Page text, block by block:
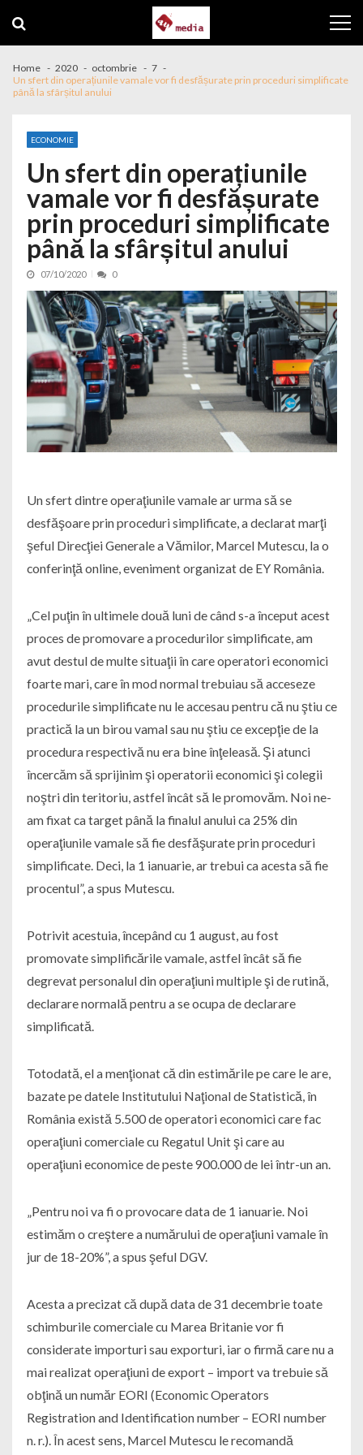
Home 2020 octombrie
7
Un sfert din operațiunile vamale vor fi desfășurate prin proceduri simplificate
până la sfârșitul anului
ECONOMIE
Un sfert din operațiunile
vamale vor fi desfășurate
prin proceduri simplificate
până la sfârșitul anului
07/10/2020 0
Un sfert dintre operaţiunile vamale ar urma să se
desfăşoare prin proceduri simplificate, a declarat marţi
şeful Direcţiei Generale a Vămilor, Marcel Mutescu, la o
conferinţă online, eveniment organizat de EY România.
„Cel puţin în ultimele două luni de când s-a început acest
proces de promovare a procedurilor simplificate, am
avut destul de multe situaţii în care operatori economici
foarte mari, care în mod normal trebuiau să acceseze
procedurile simplificate nu le accesau pentru că nu ştiu ce
practică la un birou vamal sau nu ştiu ce excepţie de la
procedura respectivă nu era bine înţeleasă. Şi atunci
încercăm să sprijinim şi operatorii economici şi colegii
noştri din teritoriu, astfel încât să le promovăm. Noi ne-
am fixat ca target până la finalul anului ca 25% din
operaţiunile vamale să fie desfăşurate prin proceduri
simplificate. Deci, la 1 ianuarie, ar trebui ca acesta să fie
procentul”, a spus Mutescu.
Potrivit acestuia, începând cu 1 august, au fost
promovate simplificările vamale, astfel încât să fie
degrevat personalul din operaţiuni multiple şi de rutină,
declarare normală pentru a se ocupa de declarare
simplificată.
Totodată, el a menţionat că din estimările pe care le are,
bazate pe datele Institutului Naţional de Statistică, în
România există 5.500 de operatori economici care fac
operaţiuni comerciale cu Regatul Unit şi care au
operaţiuni economice de peste 900.000 de lei într-un an.
„Pentru noi va fi o provocare data de 1 ianuarie. Noi
estimăm o creştere a numărului de operaţiuni vamale în
jur de 18-20%”, a spus şeful DGV.
Acesta a precizat că după data de 31 decembrie toate
schimburile comerciale cu Marea Britanie vor fi
considerate importuri sau exporturi, iar o firmă care nu a
mai realizat operaţiuni de export – import va trebuie să
obţină un număr EORI (Economic Operators
Registration and Identification number – EORI number
n. r.). În acest sens, Marcel Mutescu le recomandă